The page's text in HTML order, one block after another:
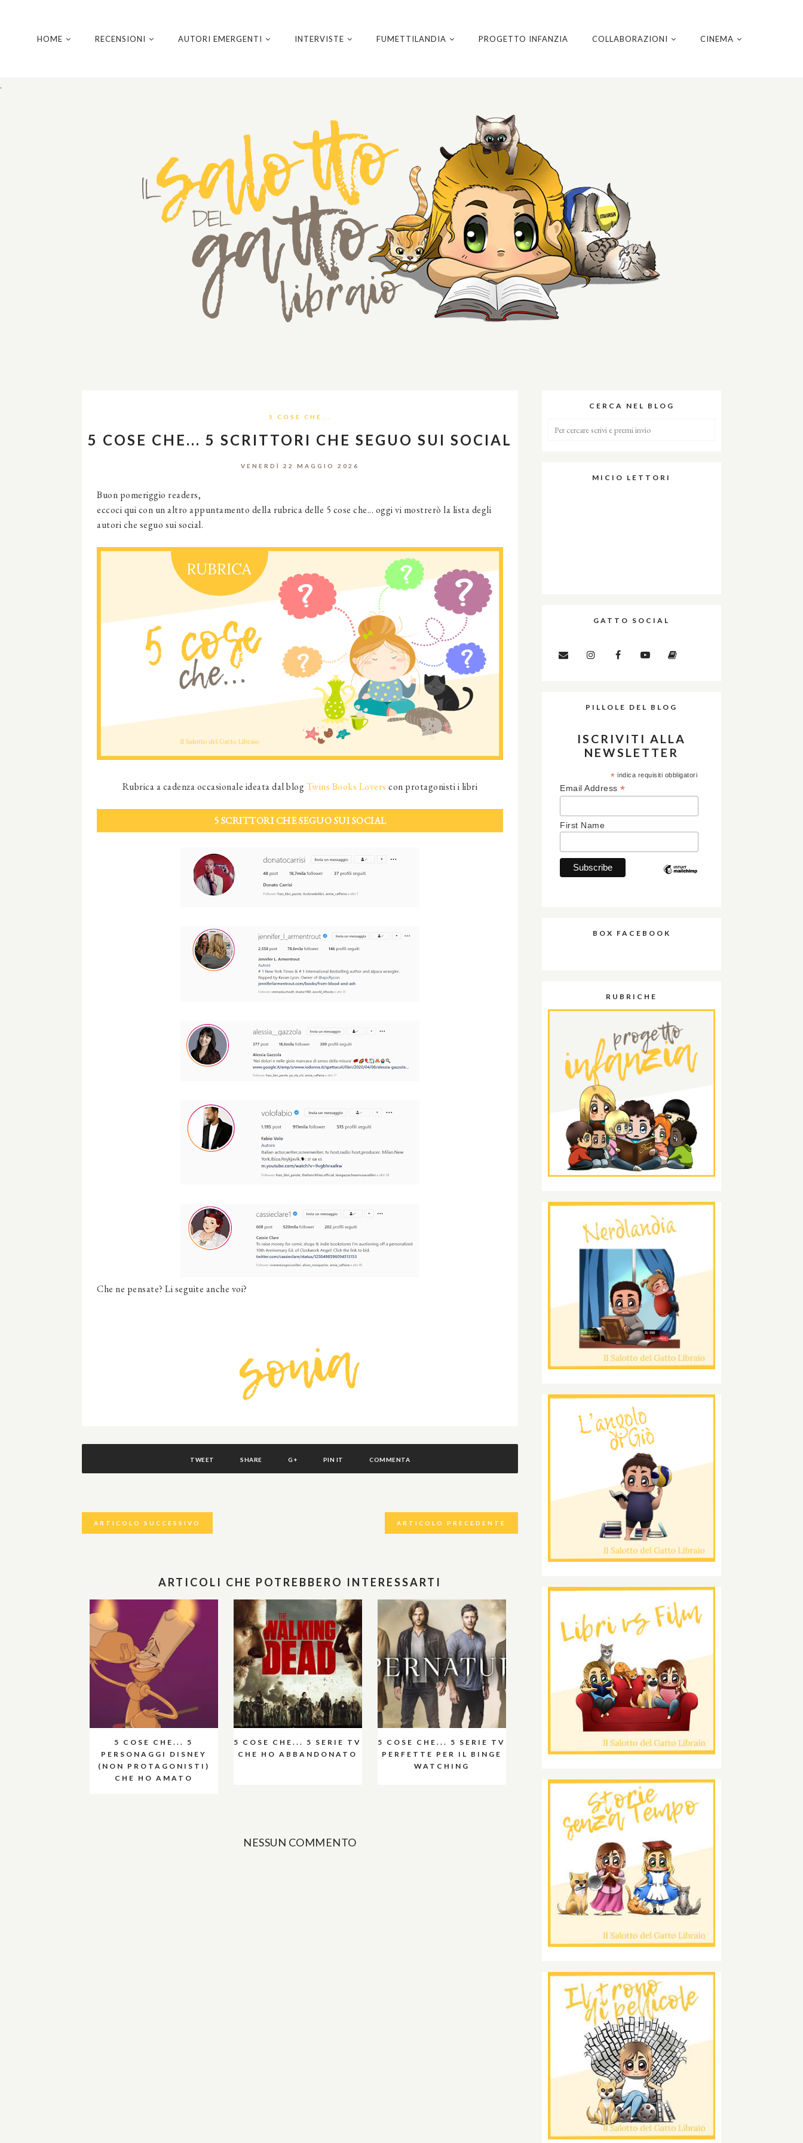
.
HOME RECENSIONI AUTORI EMERGENTI INTERVISTE FUMETTILANDIA PROGETTO INFANZIA COLLABORAZIONI CINEMA
5 COSE CHE...
5 COSE CHE... 5 SCRITTORI CHE SEGUO SUI SOCIAL
VENERDÌ 22 MAGGIO 2026
Buon pomeriggio readers,
eccoci qui con un altro appuntamento della rubrica delle 5 cose che... oggi vi mostrerò la lista degli
autori che seguo sui social.
Rubrica a cadenza occasionale ideata dal blogTwins Books Lovers con protagonisti i libri
5 SCRITTORI CHE SEGUO SUI SOCIAL
Che ne pensate? Li seguite anche voi?
TWEET SHARE G+ PIN IT COMMENTA
ARTICOLO SUCCESSIVO ARTICOLO PRECEDENTE
ARTICOLI CHE POTREBBERO INTERESSARTI
5 COSE CHE... 5
PERSONAGGI DISNEY
(NON PROTAGONISTI)
CHE HO AMATO
5 COSE CHE... 5 SERIE TV
CHE HO ABBANDONATO
5 COSE CHE... 5 SERIE TV
PERFETTE PER IL BINGE
WATCHING
NESSUN COMMENTO
CERCA NEL BLOG
MICIO LETTORI
GATTO SOCIAL
PILLOLE DEL BLOG
ISCRIVITI ALLA
NEWSLETTER
* indica requisiti obbligatori
Email Address *
First Name
BOX FACEBOOK
RUBRICHE